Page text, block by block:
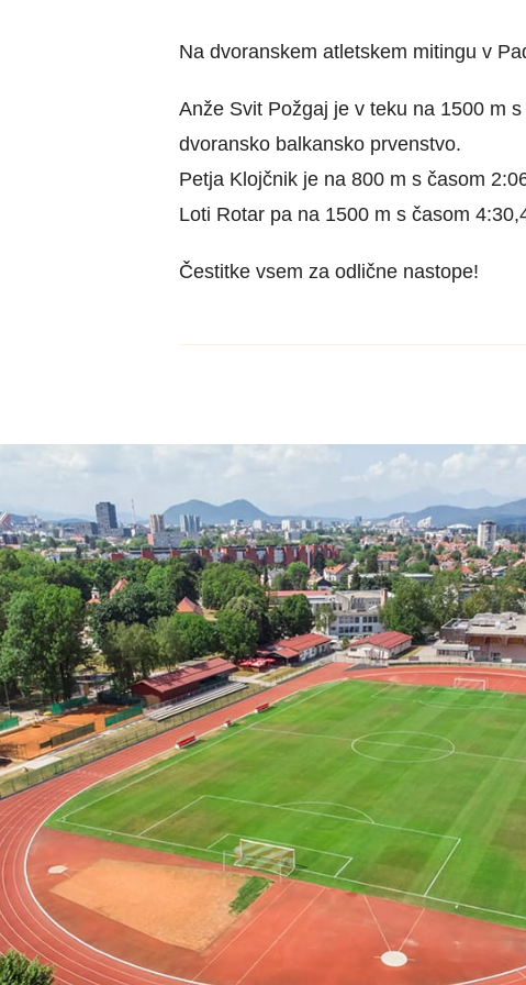
Na dvoranskem atletskem mitingu v
Anže Svit Požgaj je v teku na 1500 m
dvoransko balkansko prvenstvo.
Petja Klojčnik je na 800 m s časom
Loti Rotar pa na 1500 m s časom
Čestitke vsem za odlične nastope!